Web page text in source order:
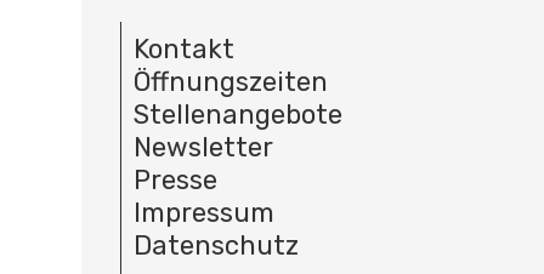
Kontakt
Öffnungszeiten
Stellenangebote
Newsletter
Presse
Impressum
Datenschutz